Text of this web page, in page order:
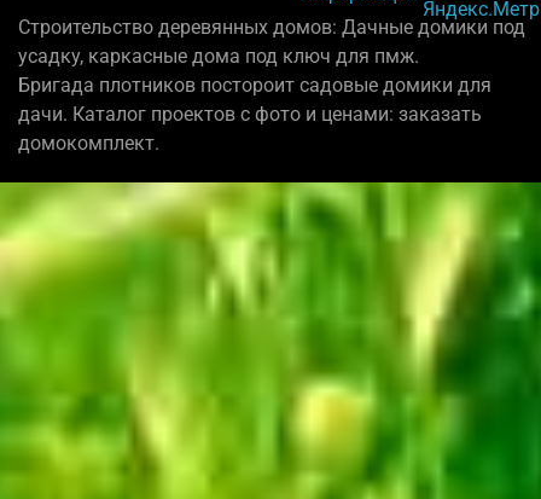
Строительство деревянных домов: Дачные домики под
усадку, каркасные дома под ключ для пмж.
Бригада плотников постороит садовые домики для
дачи. Каталог проектов с фото и ценами: заказать
домокомплект.